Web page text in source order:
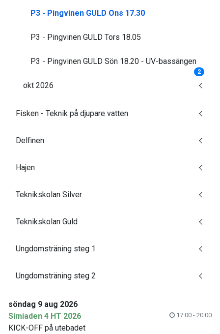
P3 - Pingvinen GULD Ons 17.30
P3 - Pingvinen GULD Tors 18.05
P3 - Pingvinen GULD Sön 18.20 - UV-bassängen
2
okt 2026
Fisken - Teknik på djupare vatten
Delfinen
Hajen
Teknikskolan Silver
Teknikskolan Guld
Ungdomsträning steg 1
Ungdomsträning steg 2
söndag 9 aug 2026
Simiaden 4 HT 2026
17:00 - 20:00
KICK-OFF på utebadet